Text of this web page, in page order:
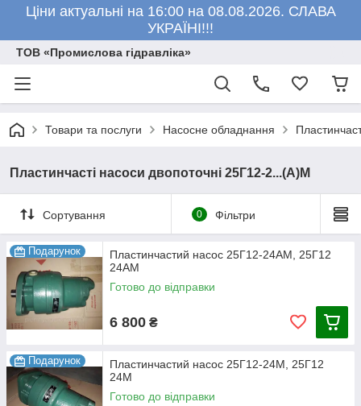
Ціни актуальні на 16:00 на 08.08.2026. СЛАВА
УКРАЇНІ!!!
ТОВ «Промислова гідравліка»
Товари та послуги Насосне обладнання
Пластинчасті насоси двопоточні 25Г12-2...(А)М
Сортування 0 Фільтри
Подарунок
Пластинчастий насос 25Г12-24АМ, 25Г12
24АМ
Готово до відправки
6 800 ₴
Подарунок
Пластинчастий насос 25Г12-24М, 25Г12
24М
Готово до відправки